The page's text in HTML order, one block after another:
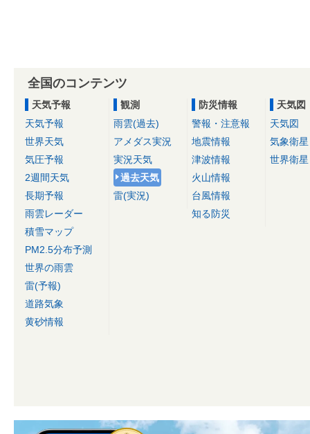
全国のコンテンツ
天気予報
天気予報
世界天気
気圧予報
2週間天気
長期予報
雨雲レーダー
積雪マップ
PM2.5分布予測
世界の雨雲
雷(予報)
道路気象
黄砂情報
観測
雨雲(過去)
アメダス実況
実況天気
過去天気
雷(実況)
防災情報
警報・注意報
地震情報
津波情報
火山情報
台風情報
知る防災
天気図
天気図
気象衛星
世界衛星